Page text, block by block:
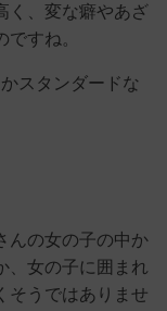
く、変な癖やあざ
すね。
スタンダードな
んの女の子の中か
、女の子に囲まれ
そうではありませ